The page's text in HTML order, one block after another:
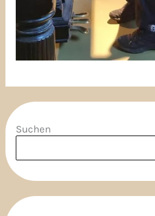
Suchen